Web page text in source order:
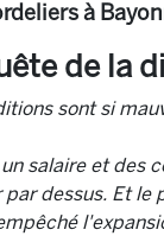
à
de la
sont si
un salaire et des
par dessus. Et